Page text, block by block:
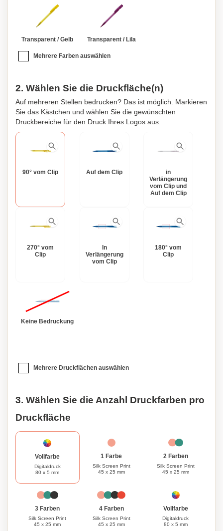
Transparent / Gelb Transparent / Lila
Mehrere Farben auswählen
2. Wählen Sie die Druckfläche(n)
Auf mehreren Stellen bedrucken? Das ist möglich. Markieren
Sie das Kästchen und wählen Sie die gewünschten
Druckbereiche für den Druck Ihres Logos aus.
90° vom Clip Auf dem Clip
in
Verlängerung
vom Clip und
Auf dem Clip
270° vom
Clip
In
Verlängerung
vom Clip
180° vom
Clip
Keine Bedruckung
Mehrere Druckflächen auswählen
3. Wählen Sie die Anzahl Druckfarben pro
Druckfläche
Vollfarbe
Digitaldruck
80 x 5 mm
1 Farbe
Silk Screen Print
45 x 25 mm
2 Farben
Silk Screen Print
45 x 25 mm
3 Farben
Silk Screen Print
45 x 25 mm
4 Farben
Silk Screen Print
45 x 25 mm
Vollfarbe
Digitaldruck
80 x 5 mm